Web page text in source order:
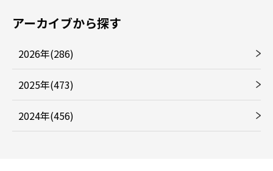
アーカイブから探す
2026年(286)
2025年(473)
2024年(456)